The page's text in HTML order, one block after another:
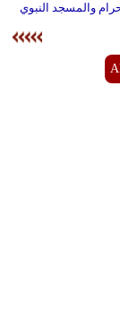
والمسجد النبوي